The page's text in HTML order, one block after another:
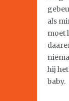
als
moet
hij
baby.